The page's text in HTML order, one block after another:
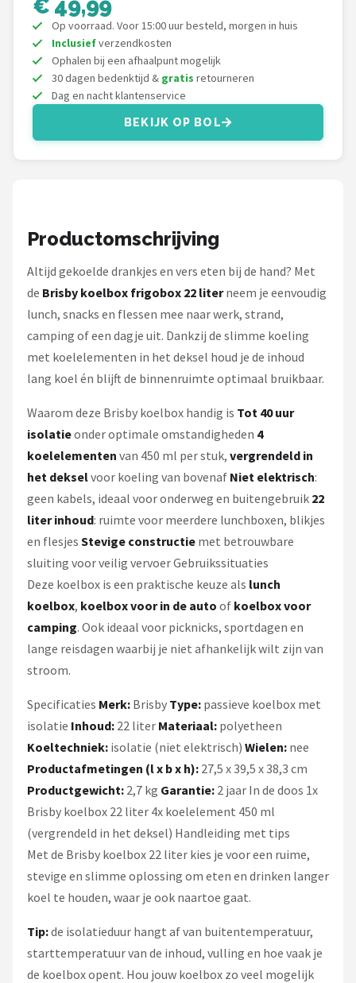
Gimeg
Campingaz
Quechua
Alle merken →
€ 49,99
Op voorraad. Voor 15:00 uur besteld, morgen in huis
Inclusiefverzendkosten
Ophalen bij een afhaalpunt mogelijk
30 dagen bedenktijd & gratis retourneren
Dag en nacht klantenservice
BEKIJK OP BOL
Productomschrijving
Altijd gekoelde drankjes en vers eten bij de hand? Met
de Brisby koelbox frigobox 22 literneem je eenvoudig
lunch, snacks en flessen mee naar werk, strand,
camping of een dagje uit. Dankzij de slimme koeling
met koelelementen in het deksel houd je de inhoud
lang koel én blijft de binnenruimte optimaal bruikbaar.
Waarom deze Brisby koelbox handig is Tot 40 uur
isolatieonder optimale omstandigheden 4
koelelementen van 450 ml per stuk, vergrendeld in
het dekselvoor koeling van bovenaf Niet elektrisch:
geen kabels, ideaal voor onderweg en buitengebruik 22
liter inhoud: ruimte voor meerdere lunchboxen, blikjes
en flesjes Stevige constructie met betrouwbare
sluiting voor veilig vervoer Gebruikssituaties
Deze koelbox is een praktische keuze als lunch
koelbox, koelbox voor in de auto of koelbox voor
camping. Ook ideaal voor picknicks, sportdagen en
lange reisdagen waarbij je niet afhankelijk wilt zijn van
stroom.
Specificaties Merk: Brisby Type: passieve koelbox met
isolatie Inhoud: 22 liter Materiaal: polyetheen
Koeltechniek: isolatie (niet elektrisch) Wielen: nee
Productafmetingen (l x b x h): 27,5 x 39,5 x 38,3 cm
Productgewicht: 2,7 kg Garantie: 2 jaar In de doos 1x
Brisby koelbox 22 liter 4x koelelement 450 ml
(vergrendeld in het deksel) Handleiding met tips
Met de Brisby koelbox 22 liter kies je voor een ruime,
stevige en slimme oplossing om eten en drinken langer
koel te houden, waar je ook naartoe gaat.
Tip:de isolatieduur hangt af van buitentemperatuur,
starttemperatuur van de inhoud, vulling en hoe vaak je
de koelbox opent. Hou jouw koelbox zo veel mogelijk